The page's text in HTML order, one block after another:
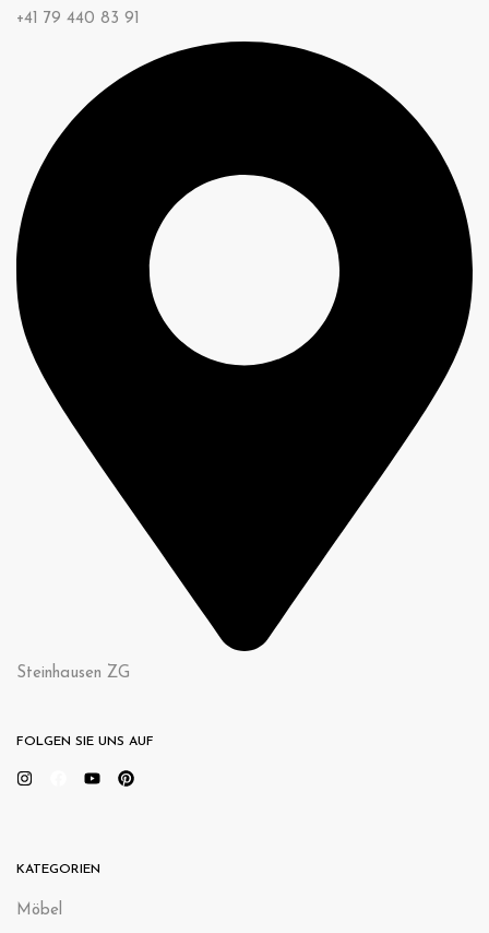
+41 79 440 83 91
Steinhausen ZG
FOLGEN SIE UNS AUF
KATEGORIEN
Möbel